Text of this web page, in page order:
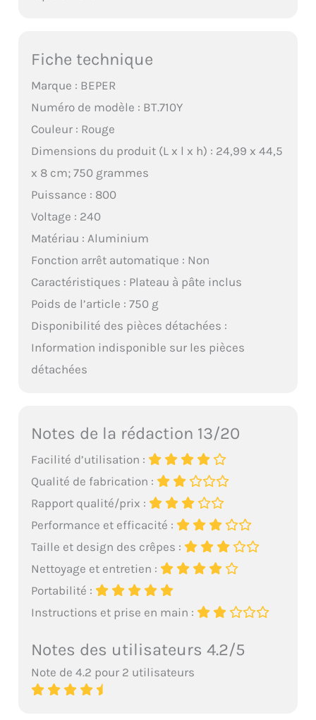
Fiche technique
Marque : BEPER
Numéro de modèle : BT.710Y
Couleur : Rouge
Dimensions du produit (L x l x h) : 24,99 x 44,5
x 8 cm; 750 grammes
Puissance : 800
Voltage : 240
Matériau : Aluminium
Fonction arrêt automatique : Non
Caractéristiques : Plateau à pâte inclus
Poids de l’article : 750 g
Disponibilité des pièces détachées :
Information indisponible sur les pièces
détachées
Notes de la rédaction 13/20
Facilité d’utilisation :
Qualité de fabrication :
Rapport qualité/prix :
Performance et efficacité :
Taille et design des crêpes :
Nettoyage et entretien :
Portabilité :
Instructions et prise en main :
Notes des utilisateurs 4.2/5
Note de 4.2 pour 2 utilisateurs